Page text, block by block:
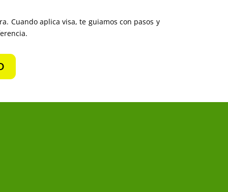
Cuando aplica visa, te guiamos con pasos y